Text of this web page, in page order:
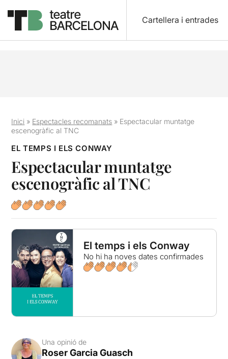
Cartellera i entrades
Inici » Espectacles recomanats » Espectacular muntatge
escenogràfic al TNC
EL TEMPS I ELS CONWAY
Espectacular muntatge
escenogràfic al TNC
El temps i els Conway
No hi ha noves dates confirmades
Una opinió de
Roser Garcia Guasch